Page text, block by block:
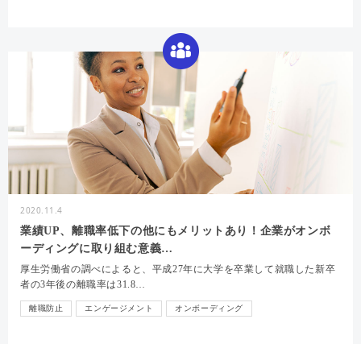
2020.11.4
業績UP、離職率低下の他にもメリットあり！企業がオンボ
ーディングに取り組む意義…
厚生労働省の調べによると、平成27年に大学を卒業して就職した新卒
者の3年後の離職率は31.8…
離職防止 エンゲージメント オンボーディング